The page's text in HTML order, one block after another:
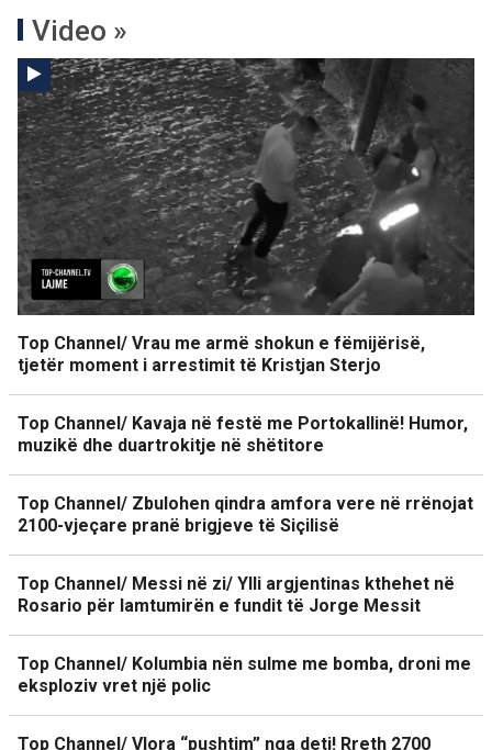
Video »
Top Channel/ Vrau me armë shokun e fëmijërisë,
tjetër moment i arrestimit të Kristjan Sterjo
Top Channel/ Kavaja në festë me Portokallinë! Humor,
muzikë dhe duartrokitje në shëtitore
Top Channel/ Zbulohen qindra amfora vere në rrënojat
2100-vjeçare pranë brigjeve të Siçilisë
Top Channel/ Messi në zi/ Ylli argjentinas kthehet në
Rosario për lamtumirën e fundit të Jorge Messit
Top Channel/ Kolumbia nën sulme me bomba, droni me
eksploziv vret një polic
Top Channel/ Vlora “pushtim” nga deti! Rreth 2700